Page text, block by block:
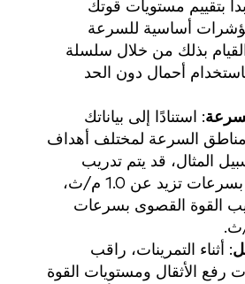
بتقييم مستويات قوتك
أساسية للسرعة
بذلك من خلال سلسلة
أحمال دون الحد
: استنادًا إلى بياناتك
مناطق السرعة لمختلف أهداف
المثال، قد يتم تدريب
السرعة والقوة بسرعات تزيد عن 1.0 م/ث،
القوة القصوى بسرعات
: أثناء التمرينات، راقب
رفع الأثقال ومستويات القوة